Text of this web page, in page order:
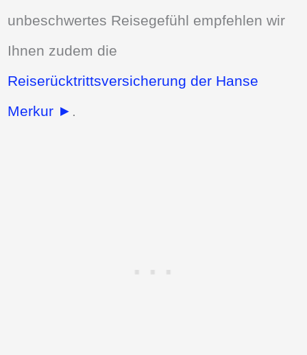
unbeschwertes Reisegefühl empfehlen wir
Ihnen zudem die
Reiserücktrittsversicherung der Hanse
Merkur ► .